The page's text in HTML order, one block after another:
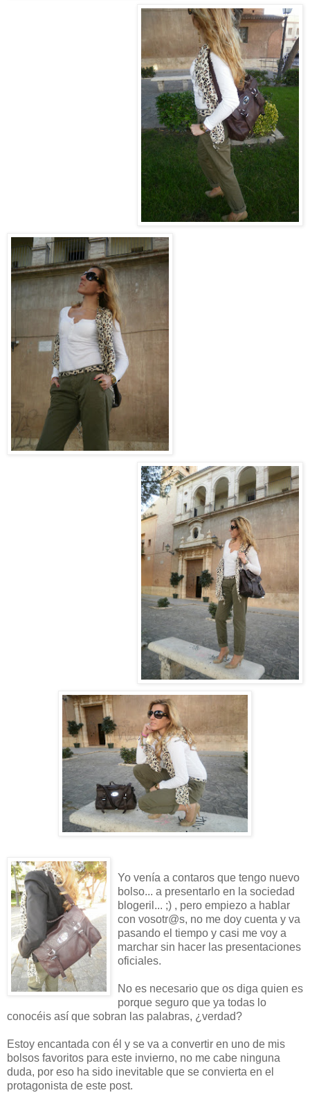
Yo venía a contaros que tengo nuevo
bolso... a presentarlo en la sociedad
blogeril... ;) , pero empiezo a hablar
con vosotr@s, no me doy cuenta y va
pasando el tiempo y casi me voy a
marchar sin hacer las presentaciones
oficiales.
No es necesario que os diga quien es
porque seguro que ya todas lo
conocéis así que sobran las palabras, ¿verdad?
Estoy encantada con él y se va a convertir en uno de mis
bolsos favoritos para este invierno, no me cabe ninguna
duda, por eso ha sido inevitable que se convierta en el
protagonista de este post.